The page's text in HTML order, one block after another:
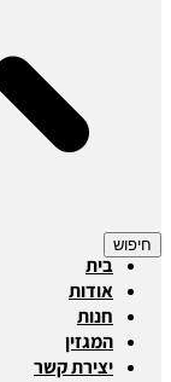
חיפוש
בית
אודות
חנות
המגזין
יצירת קשר